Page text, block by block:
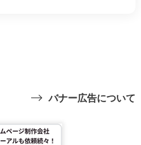
バナー広告について